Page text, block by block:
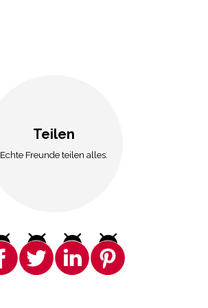
Teilen
Echte Freunde teilen alles.